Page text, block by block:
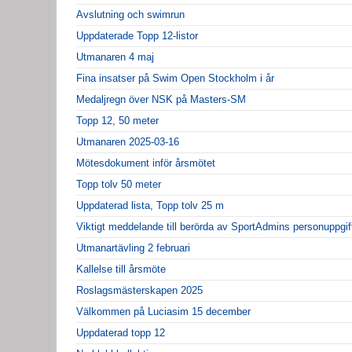
Avslutning och swimrun
Uppdaterade Topp 12-listor
Utmanaren 4 maj
Fina insatser på Swim Open Stockholm i år
Medaljregn över NSK på Masters-SM
Topp 12, 50 meter
Utmanaren 2025-03-16
Mötesdokument inför årsmötet
Topp tolv 50 meter
Uppdaterad lista, Topp tolv 25 m
Viktigt meddelande till berörda av SportAdmins
Utmanartävling 2 februari
Kallelse till årsmöte
Roslagsmästerskapen 2025
Välkommen på Luciasim 15 december
Uppdaterad topp 12